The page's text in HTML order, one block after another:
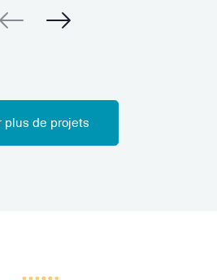
plus de projets